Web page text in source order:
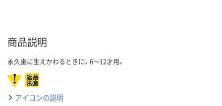
商品説明
永久歯に生えかわるときに。6～12才用。
アイコンの説明